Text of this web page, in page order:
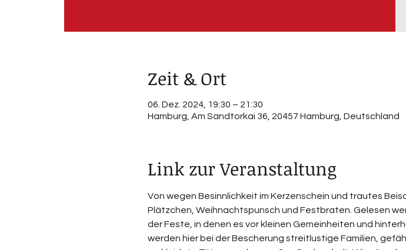
Zeit & Ort
06. Dez. 2024, 19:30 – 21:30
Hamburg, Am Sandtorkai 36, 20457 Hamburg, Deutschland
Link zur Veranstaltung
Von wegen Besinnlichkeit im Kerzenschein und trautes
Plätzchen, Weihnachtspunsch und Festbraten. Gelesen
der Feste, in denen es vor kleinen Gemeinheiten und
werden hier bei der Bescherung streitlustige Familien,